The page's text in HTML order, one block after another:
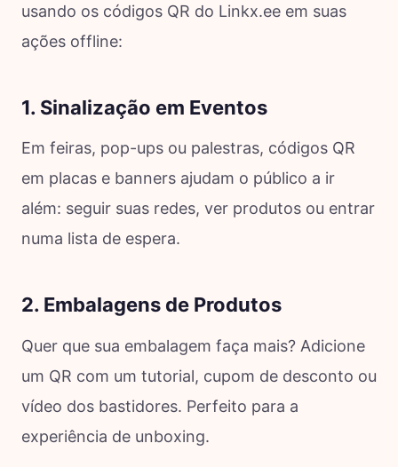
usando os códigos QR do Linkx.ee em suas
ações offline:
1. Sinalização em Eventos
Em feiras, pop-ups ou palestras, códigos QR
em placas e banners ajudam o público a ir
além: seguir suas redes, ver produtos ou entrar
numa lista de espera.
2. Embalagens de Produtos
Quer que sua embalagem faça mais? Adicione
um QR com um tutorial, cupom de desconto ou
vídeo dos bastidores. Perfeito para a
experiência de unboxing.